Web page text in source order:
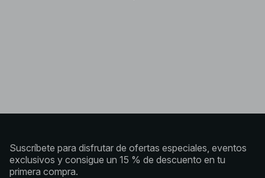
Suscríbete para disfrutar de ofertas especiales, eventos
exclusivos y consigue un 15 % de descuento en tu
primera compra.